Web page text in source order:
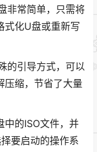
非常简单，只需将
式化U盘或重新写
的引导方式，可以
压缩，节省了大量
的ISO文件，并
要启动的操作系